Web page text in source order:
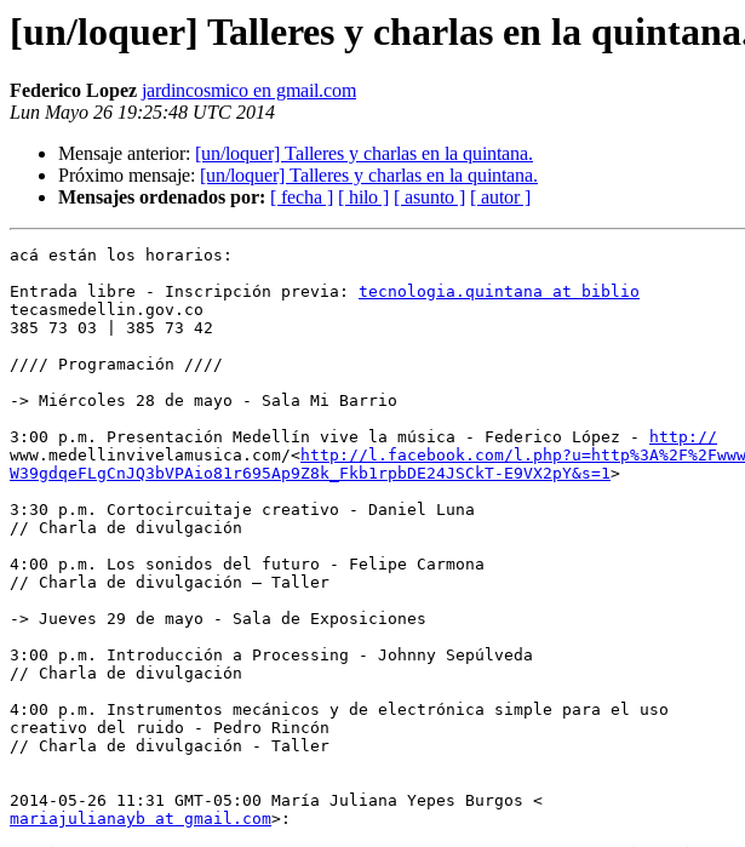
[un/loquer] Talleres y charlas en la
Federico Lopez jardincosmico en gmail.com
Lun Mayo 26 19:25:48 UTC 2014
Mensaje anterior: [un/loquer] Talleres y charlas en la quintana.
Próximo mensaje: [un/loquer] Talleres y charlas en la quintana.
Mensajes ordenados por: [ fecha ] [ hilo ] [ asunto ] [ autor ]
acá están los horarios:
Entrada libre - Inscripción previa: tecnologia.quintana at biblio
tecasmedellin.gov.co
385 73 03 | 385 73 42
//// Programación ////
-> Miércoles 28 de mayo - Sala Mi Barrio
3:00 p.m. Presentación Medellín vive la música - Federico López -
http://
www.medellinvivelamusica.com/<http://l.facebook.com/
W39gdqeFLgCnJQ3bVPAio81r695Ap9Z8k_Fkb1rpbDE24JSCkT-E9VX2pY&s=1>
3:30 p.m. Cortocircuitaje creativo - Daniel Luna
// Charla de divulgación
4:00 p.m. Los sonidos del futuro - Felipe Carmona
// Charla de divulgación – Taller
-> Jueves 29 de mayo - Sala de Exposiciones
3:00 p.m. Introducción a Processing - Johnny Sepúlveda
// Charla de divulgación
4:00 p.m. Instrumentos mecánicos y de electrónica simple para el uso
creativo del ruido - Pedro Rincón
// Charla de divulgación - Taller
mariajulianayb at gmail.com>: